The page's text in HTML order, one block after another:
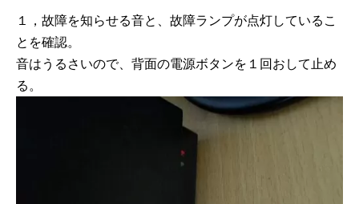
１，故障を知らせる音と、故障ランプが点灯しているこ
とを確認。
音はうるさいので、背面の電源ボタンを１回おして止め
る。